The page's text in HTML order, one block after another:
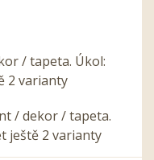
/ tapeta. Úkol:
2 varianty
/ dekor / tapeta.
ještě 2 varianty